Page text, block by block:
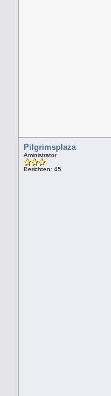
Pilgrimsplaza
Aministrator
Berichten: 45